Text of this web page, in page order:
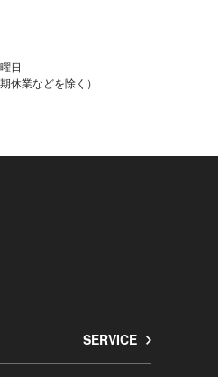
日
休業などを除く）
SERVICE